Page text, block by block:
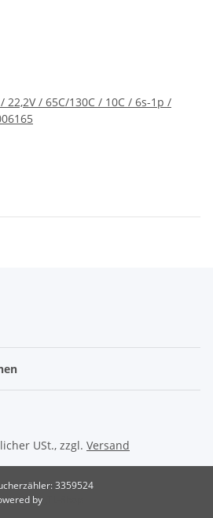
22,2V / 65C/130C / 10C / 6s-1p /
USt., zzgl. Versand
3359524
by